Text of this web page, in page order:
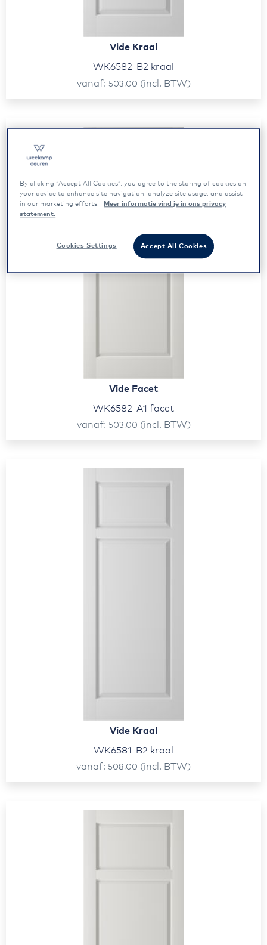
Vide Kraal
WK6582-B2 kraal
vanaf
503,00 (incl. BTW)
Vide Facet
WK6582-A1 facet
vanaf
503,00 (incl. BTW)
Vide Kraal
WK6581-B2 kraal
vanaf 508,00 (incl. BTW)
By clicking “Accept All Cookies”, you agree to the storing of cookies on
your device to enhance site navigation, analyze site usage, and assist
in our marketing efforts.
Meer informatie vind je in ons privacy
statement.
Accept All Cookies
Cookies Settings